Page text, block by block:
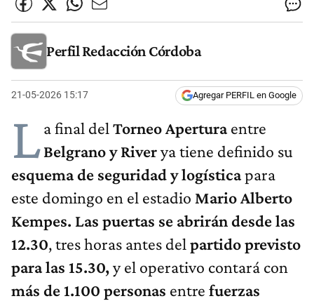
Perfil Redacción Córdoba
21-05-2026 15:17 Agregar PERFIL en Google
La final del Torneo Aperturaentre
Belgrano y Riverya tiene definido su
esquema de seguridad y logísticapara
este domingo en el estadio Mario Alberto
Kempes. Las puertas se abrirán desde las
12.30, tres horas antes del partido previsto
para las 15.30,y el operativo contará con
más de 1.100 personas entre fuerzas